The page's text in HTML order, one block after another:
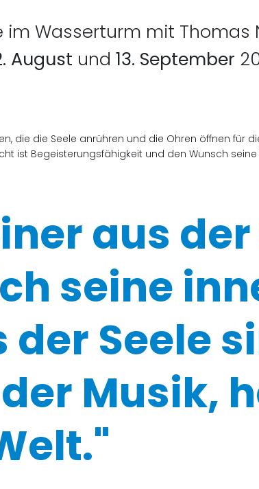
im Wasserturm mit Thomas
August und13. September
die die Seele anrühren und die Ohren öffnen für
ist Begeisterungsfähigkeit und den Wunsch
aus
seine
der Seele
Musik,